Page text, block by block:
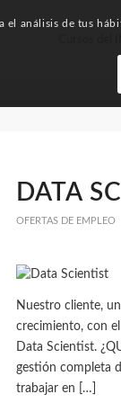
Cursos del
DATA
OFERTAS DE EMPLEO
Nuestro cliente,
crecimiento, con
Data Scientist.
gestión completa
trabajar en […]
análisis de tus